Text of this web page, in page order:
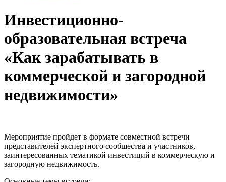
Инвестиционно-
образовательная встреча
«Как зарабатывать в
коммерческой и загородной
недвижимости»
Мероприятие пройдет в формате совместной встречи
представителей экспертного сообщества и участников,
заинтересованных тематикой инвестиций в коммерческую и
загородную недвижимость.